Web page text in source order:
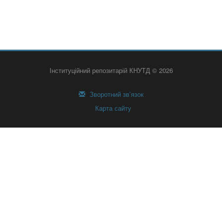
Інституційний репозитарій КНУТД © 2026
Зворотний зв’язок
Карта сайту